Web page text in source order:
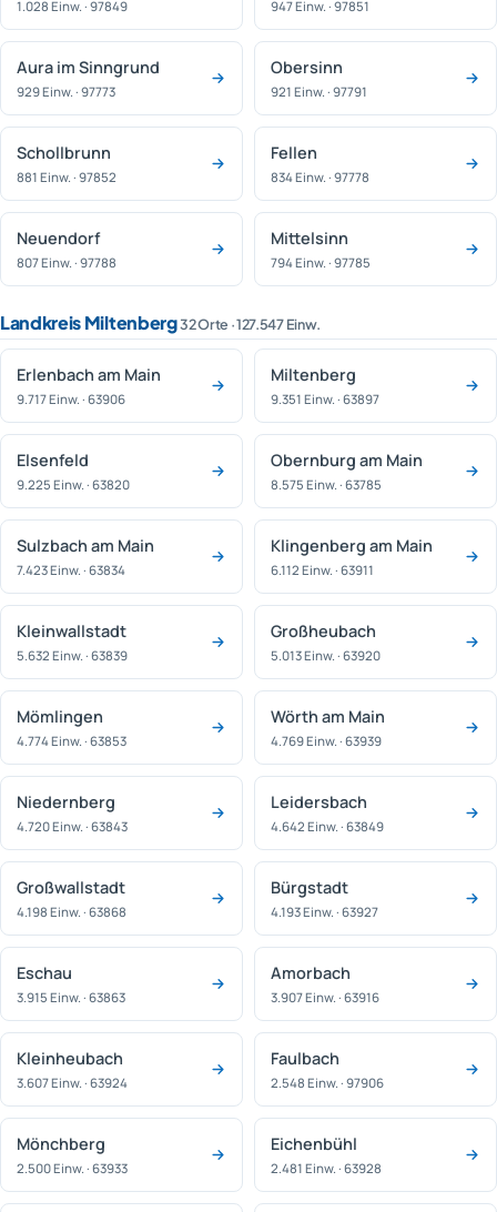
1.028 Einw. · 97849 947 Einw. · 97851
Aura im Sinngrund
929 Einw. · 97773
Obersinn
921 Einw. · 97791
Schollbrunn
881 Einw. · 97852
Fellen
834 Einw. · 97778
Neuendorf
807 Einw. · 97788
Mittelsinn
794 Einw. · 97785
Landkreis Miltenberg32 Orte · 127.547 Einw.
Erlenbach am Main
9.717 Einw. · 63906
Miltenberg
9.351 Einw. · 63897
Elsenfeld
9.225 Einw. · 63820
Obernburg am Main
8.575 Einw. · 63785
Sulzbach am Main
7.423 Einw. · 63834
Klingenberg am Main
6.112 Einw. · 63911
Kleinwallstadt
5.632 Einw. · 63839
Großheubach
5.013 Einw. · 63920
Mömlingen
4.774 Einw. · 63853
Wörth am Main
4.769 Einw. · 63939
Niedernberg
4.720 Einw. · 63843
Leidersbach
4.642 Einw. · 63849
Großwallstadt
4.198 Einw. · 63868
Bürgstadt
4.193 Einw. · 63927
Eschau
3.915 Einw. · 63863
Amorbach
3.907 Einw. · 63916
Kleinheubach
3.607 Einw. · 63924
Faulbach
2.548 Einw. · 97906
Mönchberg
2.500 Einw. · 63933
Eichenbühl
2.481 Einw. · 63928